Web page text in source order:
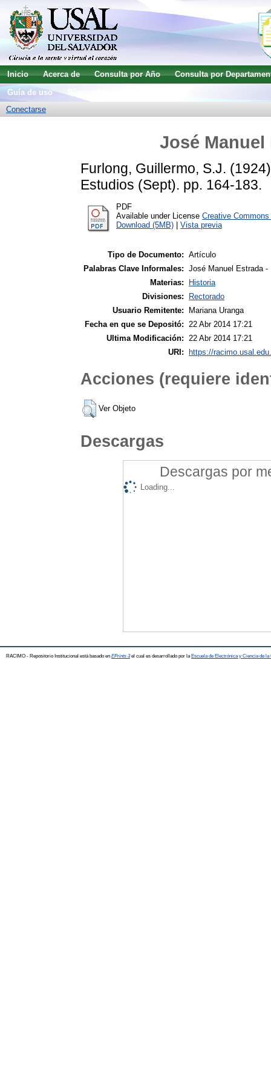
Inicio Acerca de Consulta por Año
Consulta por
Guía de uso
Conectarse
José Manuel
Furlong, Guillermo, S.J.
Estudios (Sept). pp. 164-183.
PDF
Available under License Creative
Download (5MB)
Vista previa
Tipo de Documento: Artículo
Palabras Clave Informales: José Manuel Estrada -
Materias:
Historia
Divisiones:
Rectorado
Usuario Remitente:
Mariana Uranga
Fecha en que se Depositó: 22 Abr 2014 17:21
Ultima Modificación: 22 Abr 2014 17:21
URI:
https://
Acciones (requiere
Ver Objeto
Descargas
Descargas por
Loading...
RACIMO - Repositorio Institucional está basado en EPrints 3el cual es desarrollado por la Escuela de Electrónica y Ciencia de la